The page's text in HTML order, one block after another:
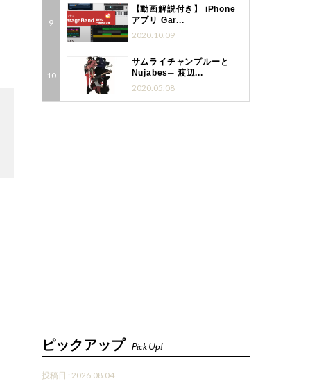
【動画解説付き】 iPhone
アプリ Gar...
2020.10.09
サムライチャンプルーと
Nujabes─ 渡辺...
2020.05.08
ピックアップ Pick Up!
投稿日 : 2026.08.04